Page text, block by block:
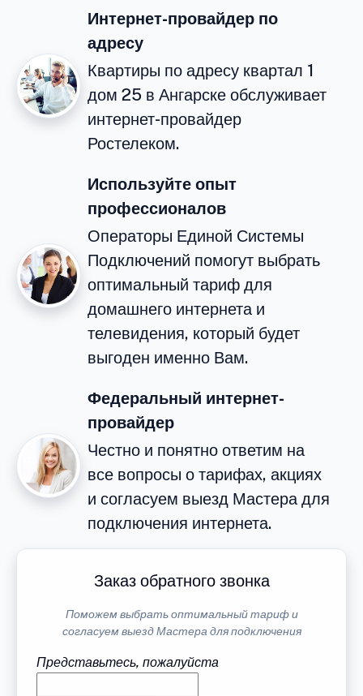
Интернет-провайдер по
адресу
Квартиры по адресу квартал 1
дом 25 в Ангарске обслуживает
интернет-провайдер
Ростелеком.
Используйте опыт
профессионалов
Операторы Единой Системы
Подключений помогут выбрать
оптимальный тариф для
домашнего интернета и
телевидения, который будет
выгоден именно Вам.
Федеральный интернет-
провайдер
Честно и понятно ответим на
все вопросы о тарифах, акциях
и согласуем выезд Мастера для
подключения интернета.
Заказ обратного звонка
Поможем выбрать оптимальный тариф и
согласуем выезд Мастера для подключения
Представьтесь, пожалуйста